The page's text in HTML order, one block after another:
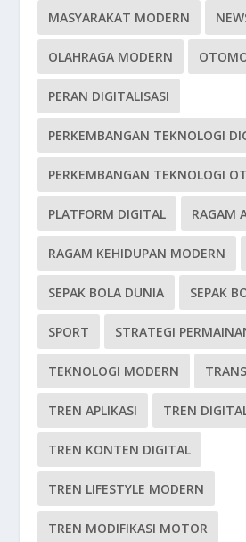
MASYARAKAT MODERN
OLAHRAGA MODERN
PERAN DIGITALISASI
PERKEMBANGAN TEKNOLOGI
PERKEMBANGAN TEKNOLOGI
PLATFORM DIGITAL RAGAM
RAGAM KEHIDUPAN MODERN
SEPAK BOLA DUNIA SEPAK
SPORT STRATEGI
TEKNOLOGI MODERN
TREN APLIKASI TREN
TREN KONTEN DIGITAL
TREN LIFESTYLE MODERN
TREN MODIFIKASI MOTOR